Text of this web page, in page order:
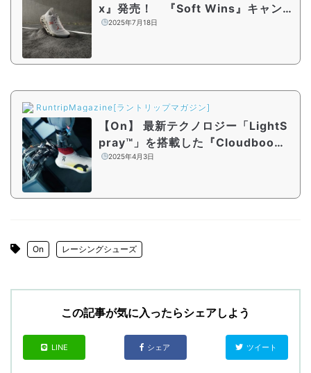
x』発売！ 『Soft Wins』キャンペ
ーン第2弾も
2025年7月18日
RuntripMagazine[ラントリップマガジン]
【On】 最新テクノロジー「LightS
pray™︎」を搭載した『Cloudboom
Strike LS』新カラーが数量限定登場
2025年4月3日
On レーシングシューズ
この記事が気に入ったらシェアしよう
LINE シェア ツイート